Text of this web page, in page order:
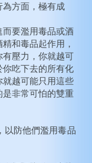
為方面，極有成
要濫用毒品或酒
和毒品起作用，
壓力，你就越可
吃下去的所有化
越可能只用這些
非常可怕的雙重
以防他們濫用毒品